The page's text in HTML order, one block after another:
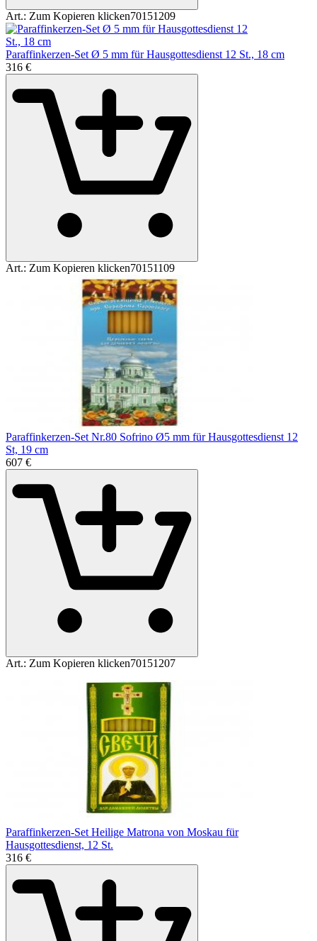
Art.: Zum Kopieren klicken70151209
Paraffinkerzen-Set Ø 5 mm für Hausgottesdienst 12 St., 18 cm
316 €
Art.: Zum Kopieren klicken70151109
Paraffinkerzen-Set Nr.80 Sofrino Ø5 mm für Hausgottesdienst 12
St, 19 cm
607 €
Art.: Zum Kopieren klicken70151207
Paraffinkerzen-Set Heilige Matrona von Moskau für
Hausgottesdienst, 12 St.
316 €